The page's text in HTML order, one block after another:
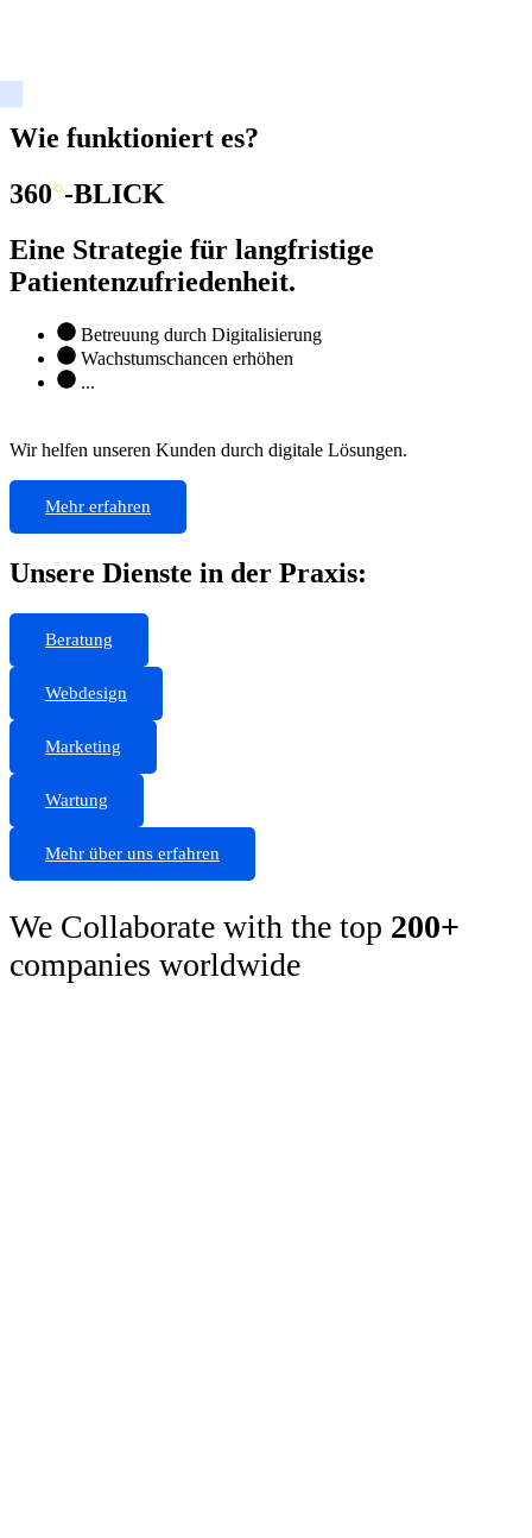
Wie funktioniert es?
360°-BLICK
Eine Strategie für langfristige
Patientenzufriedenheit.
Betreuung durch Digitalisierung
Wachstumschancen erhöhen
...
Wir helfen unseren Kunden durch digitale Lösungen.
Mehr erfahren
Unsere Dienste in der Praxis:
Beratung
Webdesign
Marketing
Wartung
Mehr über uns erfahren
We Collaborate with the top 200+
companies worldwide